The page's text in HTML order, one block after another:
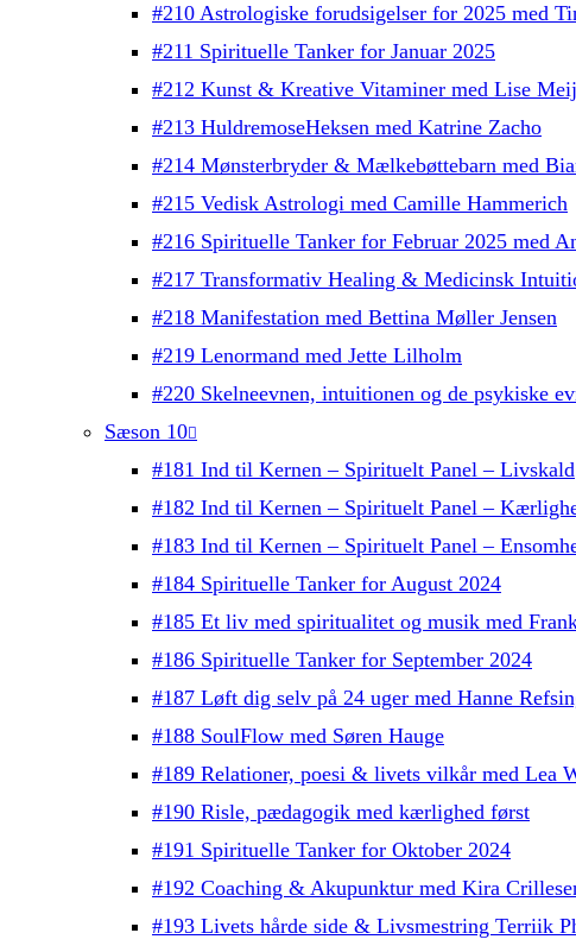
#210 Astrologiske forudsigelser for 2025 med
#211 Spirituelle Tanker for Januar 2025
#212 Kunst & Kreative Vitaminer med Lise
#213 HuldremoseHeksen med Katrine Zacho
#214 Mønsterbryder & Mælkebøttebarn med
#215 Vedisk Astrologi med Camille Hammerich
#216 Spirituelle Tanker for Februar 2025 med
#217 Transformativ Healing & Medicinsk
#218 Manifestation med Bettina Møller Jensen
#219 Lenormand med Jette Lilholm
#220 Skelneevnen, intuitionen og de psykiske
Sæson 10
#181 Ind til Kernen – Spirituelt Panel – Livskald
#182 Ind til Kernen – Spirituelt Panel –
#183 Ind til Kernen – Spirituelt Panel –
#184 Spirituelle Tanker for August 2024
#185 Et liv med spiritualitet og musik med
#186 Spirituelle Tanker for September 2024
#187 Løft dig selv på 24 uger med Hanne
#188 SoulFlow med Søren Hauge
#189 Relationer, poesi & livets vilkår med Lea
#190 Risle, pædagogik med kærlighed først
#191 Spirituelle Tanker for Oktober 2024
#192 Coaching & Akupunktur med Kira
#193 Livets hårde side & Livsmestring Terriik